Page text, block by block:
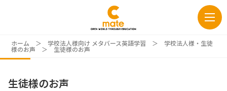
ホーム ＞ 学校法人様向け メタバース英語学習 ＞ 学校法人様・生徒
様のお声 ＞ 生徒様のお声
生徒様のお声